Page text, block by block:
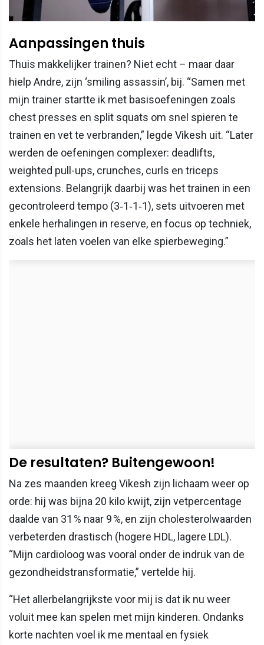
Aanpassingen thuis
Thuis makkelijker trainen? Niet echt – maar daar
hielp Andre, zijn ‘smiling assassin’, bij. “Samen met
mijn trainer startte ik met basisoefeningen zoals
chest presses en split squats om snel spieren te
trainen en vet te verbranden,” legde Vikesh uit. “Later
werden de oefeningen complexer: deadlifts,
weighted pull-ups, crunches, curls en triceps
extensions. Belangrijk daarbij was het trainen in een
gecontroleerd tempo (3‑1‑1‑1), sets uitvoeren met
enkele herhalingen in reserve, en focus op techniek,
zoals het laten voelen van elke spierbeweging.”
De resultaten? Buitengewoon!
Na zes maanden kreeg Vikesh zijn lichaam weer op
orde: hij was bijna 20 kilo kwijt, zijn vetpercentage
daalde van 31 % naar 9 %, en zijn cholesterolwaarden
verbeterden drastisch (hogere HDL, lagere LDL).
“Mijn cardioloog was vooral onder de indruk van de
gezondheidstransformatie,” vertelde hij.
“Het allerbelangrijkste voor mij is dat ik nu weer
voluit mee kan spelen met mijn kinderen. Ondanks
korte nachten voel ik me mentaal en fysiek